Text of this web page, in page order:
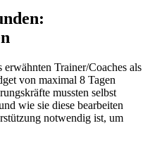
Trainer/Coaches als
von maximal 8 Tagen
mussten selbst
wie sie diese bearbeiten
notwendig ist, um